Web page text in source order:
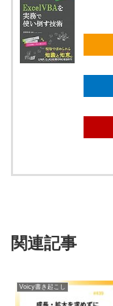
関連記事
Voicy書き起こし